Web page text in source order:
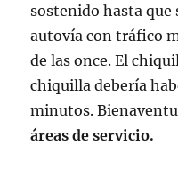
sostenido hasta que
autovía con tráfico
de las once. El
chiquilla debería
minutos.
áreas de servicio.